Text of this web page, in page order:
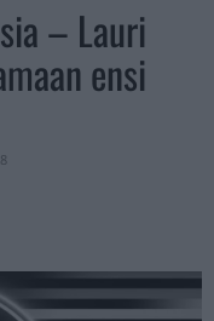
– Lauri
ensi